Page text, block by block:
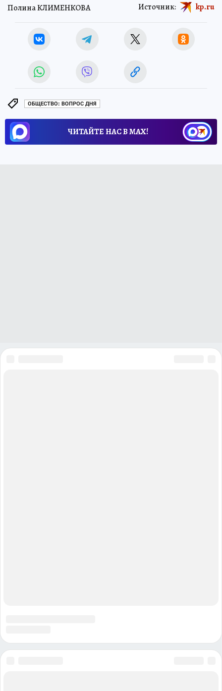
Полина КЛИМЕНКОВА Источник: kp.ru
ОБЩЕСТВО: ВОПРОС ДНЯ
ЧИТАЙТЕ НАС В МАХ!